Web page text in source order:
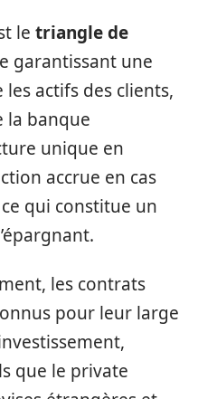
le triangle de
garantissant une
actifs des clients,
la banque
unique en
accrue en cas
qui constitue un
les contrats
pour leur large
que le private